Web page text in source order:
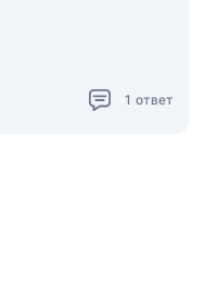
1 ответ